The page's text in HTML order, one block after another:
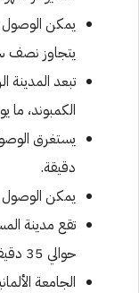
يمكن الوصول
يتجاوز نصف
الكمبوند، ما
دقيقة.
يمكن الوصول
تقع مدينة
حوالي 35 دقيقة.
الجامعة